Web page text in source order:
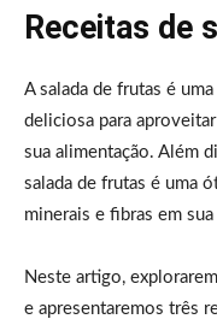
Receitas de
A salada de frutas é
deliciosa para
sua alimentação. Além
salada de frutas é uma
minerais e fibras em sua
Neste artigo,
e apresentaremos três